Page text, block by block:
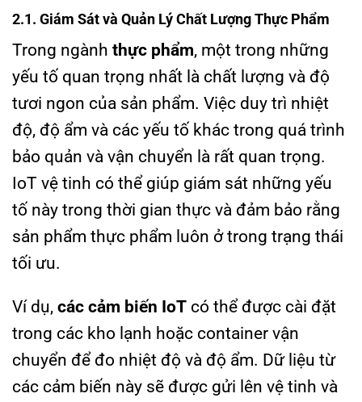
2.1. Giám Sát và Quản Lý Chất Lượng Thực Phẩm
Trong ngành thực phẩm, một trong những
yếu tố quan trọng nhất là chất lượng và độ
tươi ngon của sản phẩm. Việc duy trì nhiệt
độ, độ ẩm và các yếu tố khác trong quá trình
bảo quản và vận chuyển là rất quan trọng.
IoT vệ tinh có thể giúp giám sát những yếu
tố này trong thời gian thực và đảm bảo rằng
sản phẩm thực phẩm luôn ở trong trạng thái
tối ưu.
Ví dụ, các cảm biến IoT có thể được cài đặt
trong các kho lạnh hoặc container vận
chuyển để đo nhiệt độ và độ ẩm. Dữ liệu từ
các cảm biến này sẽ được gửi lên vệ tinh và